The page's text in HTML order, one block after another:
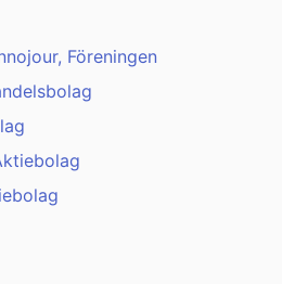
Föreningen